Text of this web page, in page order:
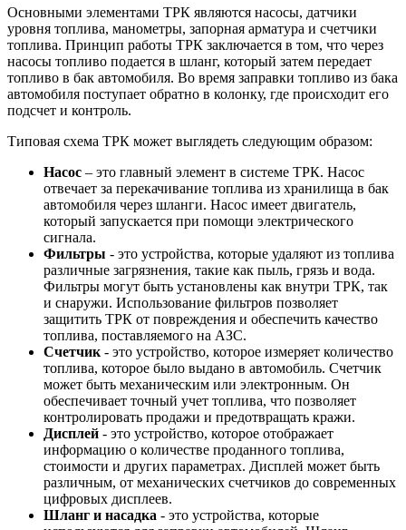
Основными элементами ТРК являются насосы, датчики
уровня топлива, манометры, запорная арматура и счетчики
топлива. Принцип работы ТРК заключается в том, что через
насосы топливо подается в шланг, который затем передает
топливо в бак автомобиля. Во время заправки топливо из бака
автомобиля поступает обратно в колонку, где происходит его
подсчет и контроль.
Типовая схема ТРК может выглядеть следующим образом:
Насос – это главный элемент в системе ТРК. Насос
отвечает за перекачивание топлива из хранилища в бак
автомобиля через шланги. Насос имеет двигатель,
который запускается при помощи электрического
сигнала.
Фильтры - это устройства, которые удаляют из топлива
различные загрязнения, такие как пыль, грязь и вода.
Фильтры могут быть установлены как внутри ТРК, так
и снаружи. Использование фильтров позволяет
защитить ТРК от повреждения и обеспечить качество
топлива, поставляемого на АЗС.
Счетчик - это устройство, которое измеряет количество
топлива, которое было выдано в автомобиль. Счетчик
может быть механическим или электронным. Он
обеспечивает точный учет топлива, что позволяет
контролировать продажи и предотвращать кражи.
Дисплей - это устройство, которое отображает
информацию о количестве проданного топлива,
стоимости и других параметрах. Дисплей может быть
различным, от механических счетчиков до современных
цифровых дисплеев.
Шланг и насадка - это устройства, которые